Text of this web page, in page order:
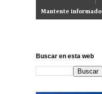
Mantente informado
Buscar en esta web